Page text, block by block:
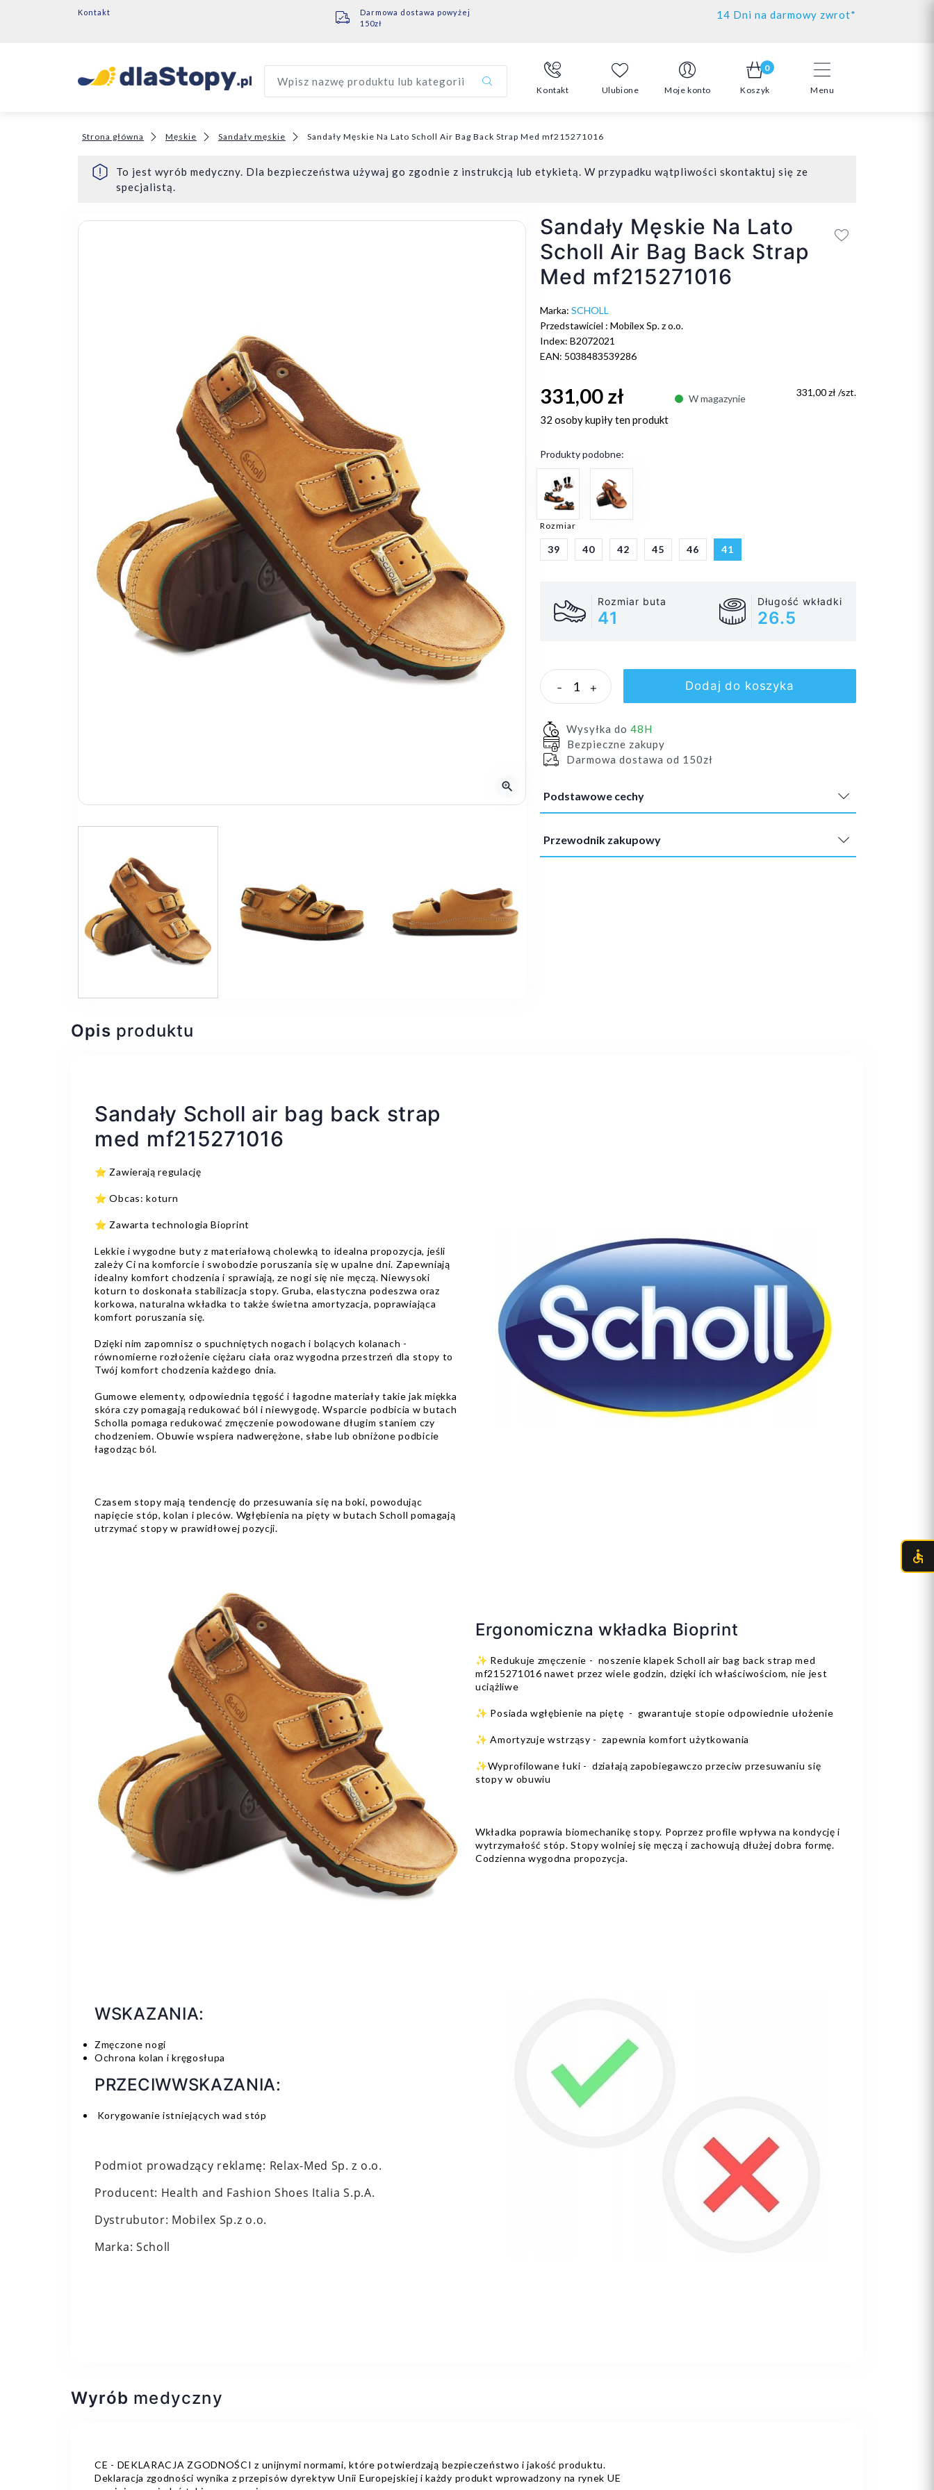
Kontakt
Darmowa dostawa powyżej
150zł
14 Dni na darmowy zwrot*
Menu
Wpisz nazwę produktu lub kategorii
Kontakt Ulubione Moje konto
0
Koszyk
Strona główna Męskie Sandały męskie Sandały Męskie Na Lato Scholl Air Bag Back Strap Med mf215271016
To jest wyrób medyczny. Dla bezpieczeństwa używaj go zgodnie z instrukcją lub etykietą. W przypadku wątpliwości skontaktuj się ze
specjalistą.
zoom_in
Sandały Męskie Na Lato
Scholl Air Bag Back Strap
Med mf215271016
Marka: SCHOLL
Przedstawiciel : Mobilex Sp. z o.o.
Index: B2072021
EAN: 5038483539286
331,00 zł W magazynie
331,00 zł /szt.
32 osobykupiły ten produkt
Produkty podobne:
Rozmiar
39 40 42 45 46 41
Rozmiar buta
41
Długość wkładki
26.5
- + Dodaj do koszyka
Wysyłka do 48H
Bezpieczne zakupy
Darmowa dostawa od 150zł
Podstawowe cechy
Przewodnik zakupowy
Opis produktu
Sandały Scholl air bag back strap
med mf215271016
⭐ Zawierają regulację
⭐ Obcas: koturn
⭐ Zawarta technologia Bioprint
Lekkie i wygodne buty z materiałową cholewką to idealna propozycja, jeśli
zależy Ci na komforcie i swobodzie poruszania się w upalne dni. Zapewniają
idealny komfort chodzenia i sprawiają, ze nogi się nie męczą. Niewysoki
koturn to doskonała stabilizacja stopy. Gruba, elastyczna podeszwa oraz
korkowa, naturalna wkładka to także świetna amortyzacja, poprawiająca
komfort poruszania się.
Dzięki nim zapomnisz o spuchniętych nogach i bolących kolanach -
równomierne rozłożenie ciężaru ciała oraz wygodna przestrzeń dla stopy to
Twój komfort chodzenia każdego dnia.
Gumowe elementy, odpowiednia tęgość i łagodne materiały takie jak miękka
skóra czy pomagają redukować ból i niewygodę. Wsparcie podbicia w butach
Scholla pomaga redukować zmęczenie powodowane długim staniem czy
chodzeniem. Obuwie wspiera nadwerężone, słabe lub obniżone podbicie
łagodząc ból.
Czasem stopy mają tendencję do przesuwania się na boki, powodując
napięcie stóp, kolan i pleców. Wgłębienia na pięty w butach Scholl pomagają
utrzymać stopy w prawidłowej pozycji.
Ergonomiczna wkładka Bioprint
✨ Redukuje zmęczenie - noszenie klapek Scholl air bag back strap med
mf215271016 nawet przez wiele godzin, dzięki ich właściwościom, nie jest
uciążliwe
✨ Posiada wgłębienie na piętę - gwarantuje stopie odpowiednie ułożenie
✨ Amortyzuje wstrząsy - zapewnia komfort użytkowania
✨Wyprofilowane łuki - działają zapobiegawczo przeciw przesuwaniu się
stopy w obuwiu
Wkładka poprawia biomechanikę stopy. Poprzez profile wpływa na kondycję i
wytrzymałość stóp. Stopy wolniej się męczą i zachowują dłużej dobra formę.
Codzienna wygodna propozycja.
WSKAZANIA:
Zmęczone nogi
Ochrona kolan i kręgosłupa
PRZECIWWSKAZANIA:
Korygowanie istniejących wad stóp
Podmiot prowadzący reklamę: Relax-Med Sp. z o.o.
Producent: Health and Fashion Shoes Italia S.p.A.
Dystrubutor: Mobilex Sp.z o.o.
Marka: Scholl
Wyrób medyczny
CE - DEKLARACJA ZGODNOŚCI z unijnymi normami, które potwierdzają bezpieczeństwo i jakość produktu.
Deklaracja zgodności wynika z przepisów dyrektyw Unii Europejskiej i każdy produkt wprowadzony na rynek UE